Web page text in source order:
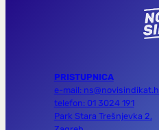
PRISTUPNICA
e-mail:
telefon: 01 3024 191
Park Stara Trešnjevka 2,